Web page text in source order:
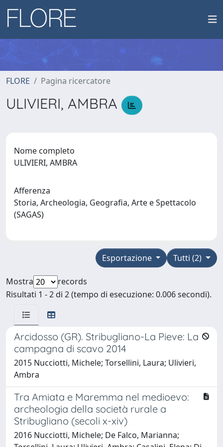
FLORE Pagina ricercatore
ULIVIERI, AMBRA
Nome completo
ULIVIERI, AMBRA
Afferenza
Storia, Archeologia, Geografia, Arte e Spettacolo
(SAGAS)
Tutti (2)
Esportazione
Mostra
records
Risultati 1 - 2 di 2 (tempo di esecuzione: 0.006 secondi).
Arcidosso (GR). Stribugliano-La Pieve: La
campagna di scavo 2014
2015 Nucciotti, Michele; Torsellini, Laura; Ulivieri,
Ambra
Tra Amiata e Maremma nel medioevo:
archeologia della società rurale a
Stribugliano (secoli x-xiv)
2016 Nucciotti, Michele; De Falco, Marianna;